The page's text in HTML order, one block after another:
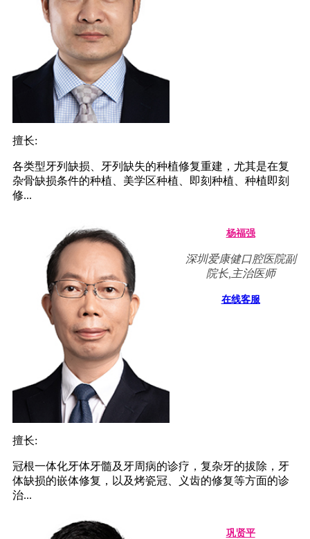
擅长:
各类型牙列缺损、牙列缺失的种植修复重建，尤其是在复
杂骨缺损条件的种植、美学区种植、即刻种植、种植即刻
修...
杨福强
深圳爱康健口腔医院副
院长,主治医师
在线客服
擅长:
冠根一体化牙体牙髓及牙周病的诊疗，复杂牙的拔除，牙
体缺损的嵌体修复，以及烤瓷冠、义齿的修复等方面的诊
治...
巩贤平